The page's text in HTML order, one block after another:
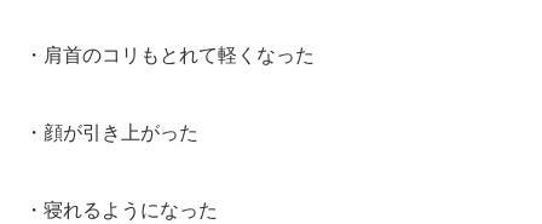
・肩首のコリもとれて軽くなった
・顔が引き上がった
・寝れるようになった